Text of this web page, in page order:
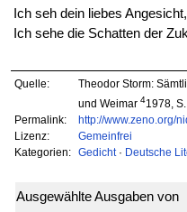
Ich seh dein liebes Angesicht,
Ich sehe die Schatten der
Quelle:
Theodor Storm:
und Weimar 41978, S.
Permalink:
http://www.zeno.org/
Lizenz:
Gemeinfrei
Kategorien:
Gedicht· Deutsche
Ausgewählte Ausgaben von